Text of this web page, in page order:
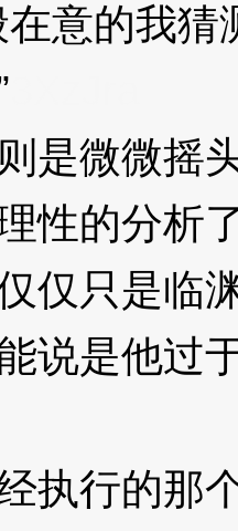
意的我猜
微微摇头
性的分析
只是临渊
说是他过
行的那个